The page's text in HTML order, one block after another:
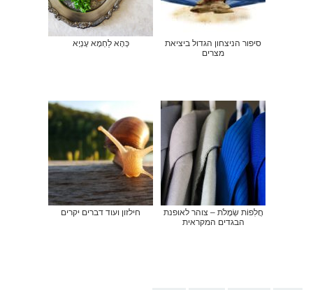
סיפור הניצחון הגדול ביציאת
מצרים
כְּהָא לַחְמָא עָנְיָא
חֲלִפוֹת שְׂמָלֹת – צוהר לאופנת
הבגדים המקראית
חילזון ועוד דברים יקרים